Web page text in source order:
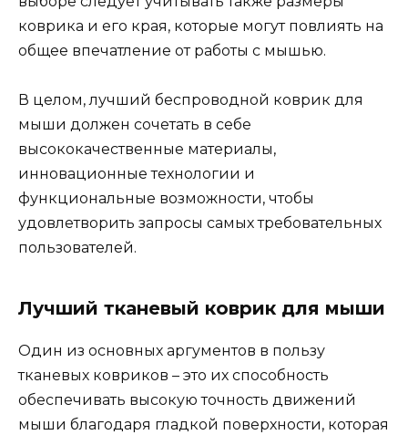
коврика и его края, которые могут повлиять на
общее впечатление от работы с мышью.
В целом, лучший беспроводной коврик для
мыши должен сочетать в себе
высококачественные материалы,
инновационные технологии и
функциональные возможности, чтобы
удовлетворить запросы самых требовательных
пользователей.
Лучший тканевый коврик для мыши
Один из основных аргументов в пользу
тканевых ковриков – это их способность
обеспечивать высокую точность движений
мыши благодаря гладкой поверхности, которая